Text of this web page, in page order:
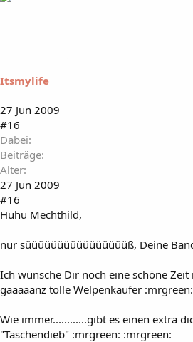
Itsmylife
27 Jun 2009
#16
Dabei
Beiträge
Alter
27 Jun 2009
#16
Huhu Mechthild,
nur süüüüüüüüüüüüüüüüß, Deine
Ich wünsche Dir noch eine schöne
gaaaaanz tolle Welpenkäufer :mrgreen:
Wie immer............gibt es einen extra
"Taschendieb" :mrgreen: :mrgreen: